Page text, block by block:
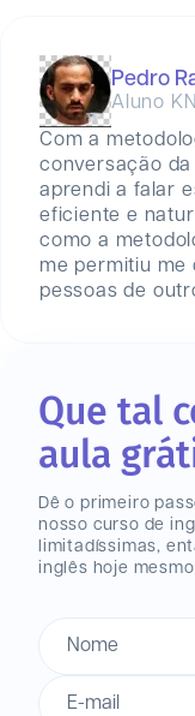
Pedro
Aluno
Com a
conversação da
aprendi a falar
eficiente e
como a
me permitiu me
pessoas de
Que tal
aula
Dê o primeiro
nosso curso de
limitadíssimas,
inglês hoje
Nome
E-mail